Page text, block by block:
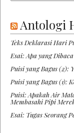
Antologi
Teks Deklarasi Hari
Esai: Apa yang
Puisi yang Bagus (2):
Puisi yang Bagus (1):
Puisi: Apakah Air
Membasahi Pipi
Esai: Tugas Seorang